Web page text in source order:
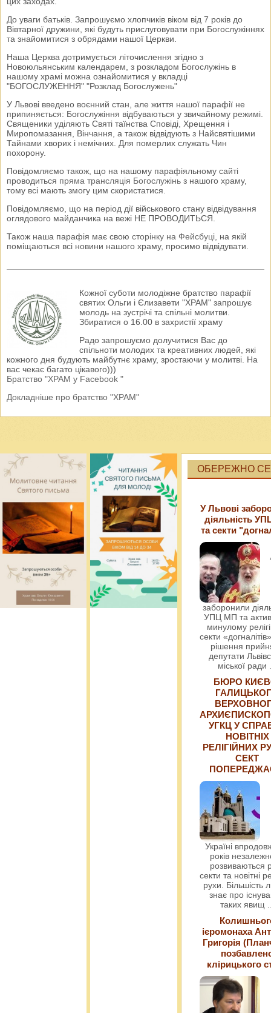
До уваги батьків. Запрошуємо хлопчиків віком від 7 років до
Вівтарної дружини, які будуть прислуговувати при Богослужіннях
та знайомитися з обрядами нашої Церкви.
Наша Церква дотримується літочислення згідно з
Новоюльянським календарем, з розкладом Богослужінь в
нашому храмі можна ознайомитися у вкладці
"БОГОСЛУЖЕННЯ" "Розклад Богослужень"
У Львові введено воєнний стан, але життя нашої парафії не
припиняється: Богослужіння відбуваються у звичайному режимі.
Священики уділяють Святі таїнства Сповіді, Хрещення і
Миропомазання, Вінчання, а також відвідують з Найсвятішими
Тайнами хворих і немічних. Для померлих служать Чин
похорону.
Повідомляємо також, що на нашому парафіяльному сайті
проводиться пряма трансляція Богослужінь з нашого храму,
тому всі мають змогу цим скористатися.
Повідомляємо, що на період дії військового стану відвідування
оглядового майданчика на вежі НЕ ПРОВОДИТЬСЯ.
Також наша парафія має свою сторінку на Фейсбуці, на якій
поміщаються всі новини нашого храму, просимо відвідувати.
Кожної суботи молодіжне братство парафії
святих Ольги і Єлизавети "ХРАМ" запрошує
молодь на зустрічі та спільні молитви.
Збиратися о 16.00 в захристії храму
Радо запрошуємо долучитися Вас до
спільноти молодих та креативних людей, які
кожного дня будують майбутнє храму, зростаючи у молитві. На
вас чекає багато цікавого)))
Братство "ХРАМ у Facebook "
Докладніше про братство "ХРАМ"
ОБЕРЕЖНО
У Львові
діяльність
та секти
заборонили
УПЦ МП та
минулому
секти
рішення
депутати
міської ради
БЮРО
УГКЦ У
НОВІТНІХ
РЕЛІГІЙНИХ
СЕКТ
Україні
років
розвиваються
секти та новітні
рухи. Більшість
знає про
таких явищ
ієромонаха
Григорія
клірицького